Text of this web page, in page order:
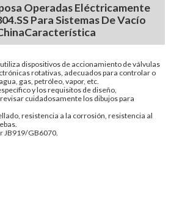
Operadas Eléctricamente
Para Sistemas De Vacío
Característica
dispositivos de accionamiento de válvulas
rotativas, adecuados para controlar o
gas, petróleo, vapor, etc.
y los requisitos de diseño,
cuidadosamente los dibujos para
resistencia a la corrosión, resistencia al
JB919/GB6070.